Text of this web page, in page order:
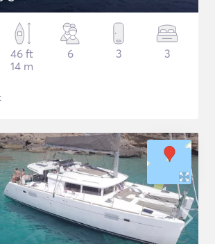
46 ft
14 m
6 3 3